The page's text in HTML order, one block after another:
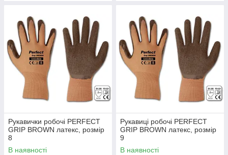
Рукавички робочі PERFECT
GRIP BROWN латекс, розмір
8
В наявності
Рукавиці робочі PERFECT
GRIP BROWN латекс, розмір
9
В наявності